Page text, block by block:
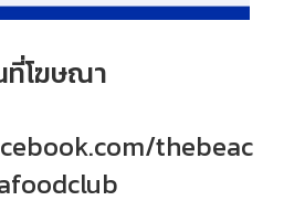
โฆษณา
thebeac